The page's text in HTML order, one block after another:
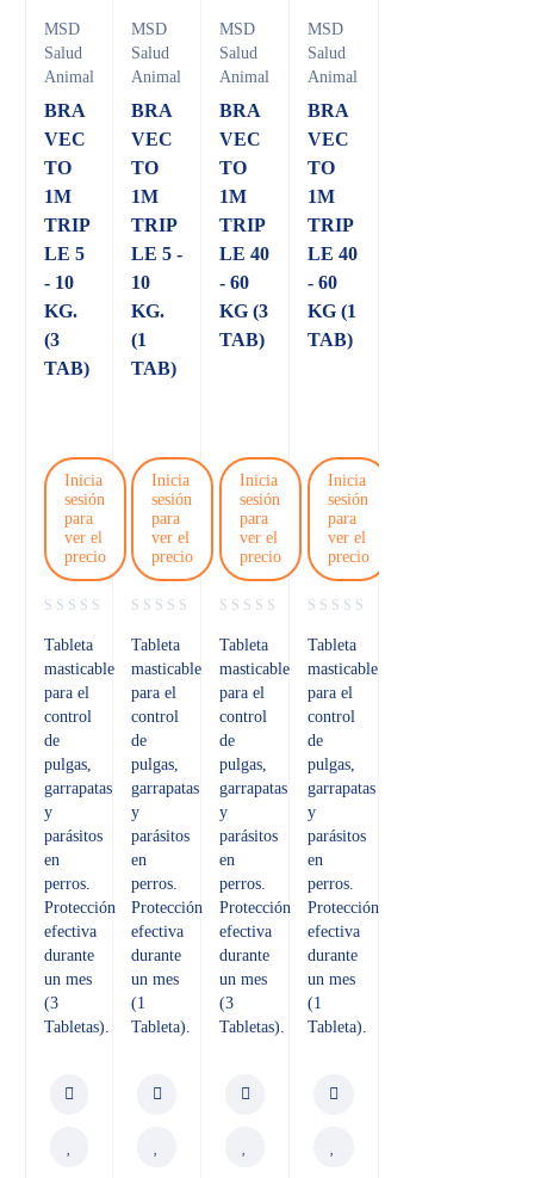
MSD
Salud
Animal
BRA
VEC
TO
1M
TRIP
LE 5
- 10
KG.
(3
TAB)
Inicia
sesión
para
ver el
precio
Tableta
masticable
para el
control
de
pulgas,
garrapatas
y
parásitos
en
perros.
Protección
efectiva
durante
un mes
(3
Tabletas).
MSD
Salud
Animal
BRA
VEC
TO
1M
TRIP
LE 5 -
10
KG.
(1
TAB)
Inicia
sesión
para
ver el
precio
Tableta
masticable
para el
control
de
pulgas,
garrapatas
y
parásitos
en
perros.
Protección
efectiva
durante
un mes
(1
Tableta).
MSD
Salud
Animal
BRA
VEC
TO
1M
TRIP
LE 40
- 60
KG (3
TAB)
Inicia
sesión
para
ver el
precio
Tableta
masticable
para el
control
de
pulgas,
garrapatas
y
parásitos
en
perros.
Protección
efectiva
durante
un mes
(3
Tabletas).
MSD
Salud
Animal
BRA
VEC
TO
1M
TRIP
LE 40
- 60
KG (1
TAB)
Inicia
sesión
para
ver el
precio
Tableta
masticable
para el
control
de
pulgas,
garrapatas
y
parásitos
en
perros.
Protección
efectiva
durante
un mes
(1
Tableta).